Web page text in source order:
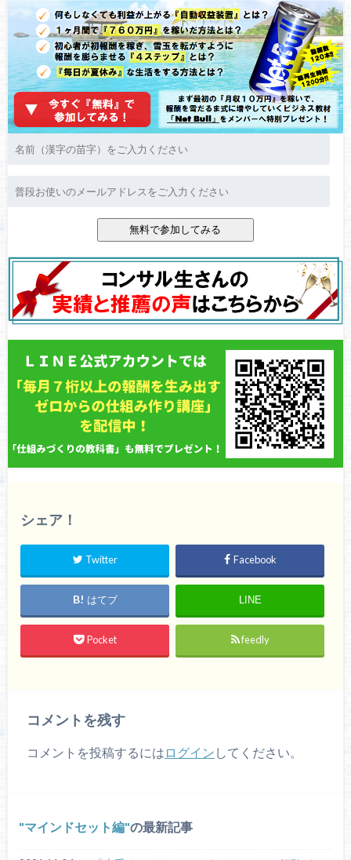
シェア！
Twitter Facebook
はてブ LINE
Pocket feedly
コメントを残す
コメントを投稿するには ログイン してください。
マインドセット編 の最新記事